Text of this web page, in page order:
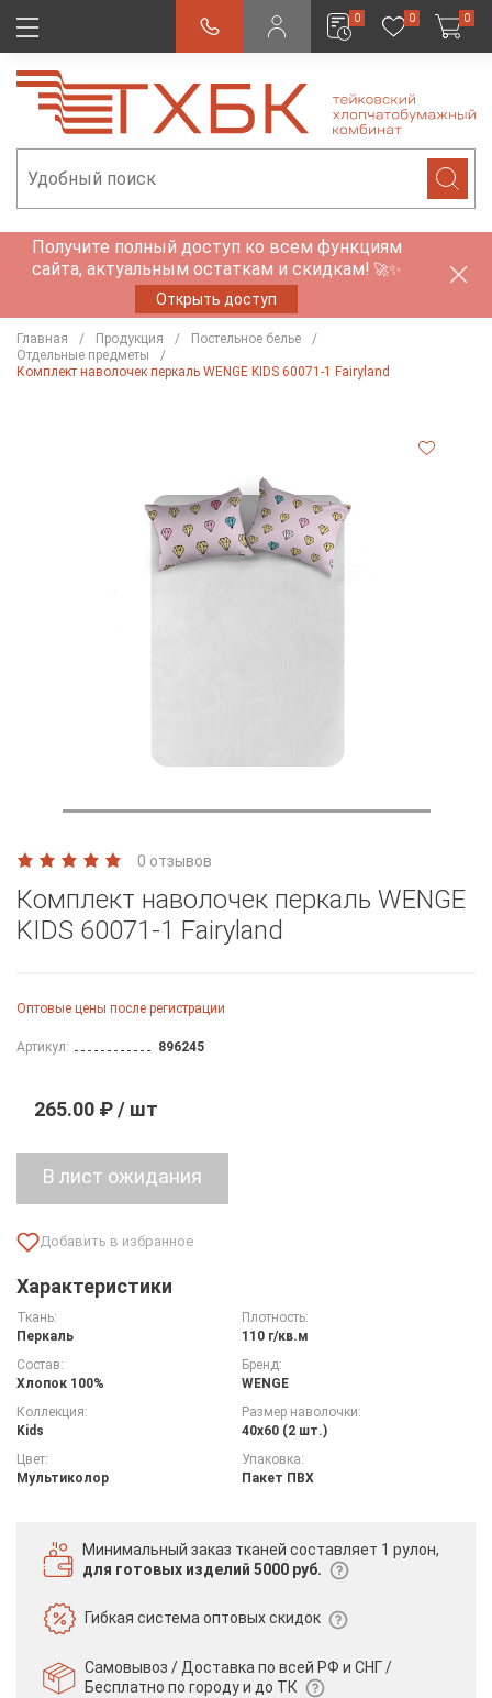
0 0 0
Получите полный доступ ко всем функциям
сайта, актуальным остаткам и скидкам! 🚀✨
Открыть доступ
Главная Продукция
Постельное белье
Отдельные предметы
Комплект наволочек перкаль WENGE KIDS 60071-1 Fairyland
0 отзывов
Комплект наволочек перкаль WENGE
KIDS 60071-1 Fairyland
Оптовые цены после регистрации
Артикул: 896245
265.00 ₽ / шт
Характеристики
Ткань:
Перкаль
Плотность:
110 г/кв.м
Состав:
Хлопок 100%
Бренд:
WENGE
Коллекция:
Kids
Размер наволочки:
40х60 (2 шт.)
Цвет:
Мультиколор
Упаковка:
Пакет ПВХ
Минимальный заказ тканей составляет 1 рулон,
для готовых изделий 5000 руб.
Гибкая системаоптовых скидок
Самовывоз / Доставка по всей РФ и СНГ /
Бесплатно по городу и до ТК